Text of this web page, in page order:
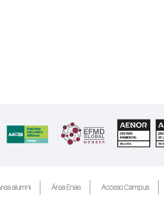
alumni Área Enae Acceso Campus